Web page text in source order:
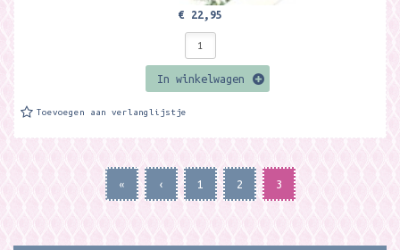
€ 22,95
In winkelwagen
Toevoegen aan verlanglijstje
« ‹ 1 2 3